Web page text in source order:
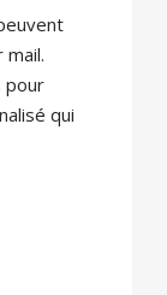
pour
qui